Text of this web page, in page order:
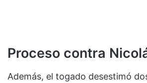
Proceso contra
Además, el togado desestimó